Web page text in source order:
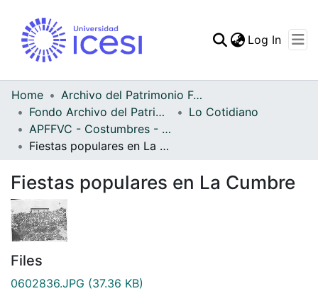
Statistics
Log In
Home
Archivo del Patrimonio Fotográfico y Fílmico del Valle del Cauca
Fondo Archivo del Patrimonio Fotográfico y Fílmico del Valle del Cauca
Lo Cotidiano
APFFVC - Costumbres - Patrimonial
Fiestas populares en La Cumbre
Fiestas populares en La Cumbre
Files
0602836.JPG (37.36 KB)